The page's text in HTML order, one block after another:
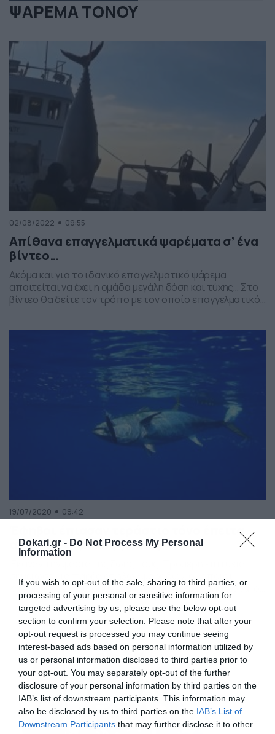
Dokari.gr - Do Not Process My Personal
Information
If you wish to opt-out of the sale, sharing to third parties, or
processing of your personal or sensitive information for
targeted advertising by us, please use the below opt-out
section to confirm your selection. Please note that after your
opt-out request is processed you may continue seeing
interest-based ads based on personal information utilized by
us or personal information disclosed to third parties prior to
your opt-out. You may separately opt-out of the further
disclosure of your personal information by third parties on the
IAB’s list of downstream participants. This information may
also be disclosed by us to third parties on the IAB’s List of
Downstream Participants that may further disclose it to other
ΨΑΡΕΜΑ ΤΟΝΟΥ
02/08/2022 09:55
Απίθανα επαγγελματικά ψαρέματα σ’ ένα
βίντεο…
Ακόμα και για το ιδανικό επαγγελματικό ψάρεμα
απαιτείται να έχει η ομάδα μεγάλη δόση και τύχης… Στο
βίντεο θα δείτε τον τρόπο με τον οποίο επαγγελματικό
19/07/2020 09:42
Έφηβοι έπιασαν τεράστιο τόνο έπειτα
από 7 ώρες μάχης (video)
σημείωσε μία παρέα εφήβων ψαράδων, οι οποίοι
κατάφεραν να πιάσουν έναν τεράστιο τόνο. Μάλιστα, οι
τρεις ψαράδες έδωσαν… μάχη περίπου επτά ωρών,
καθώς το ψάρι τους έσυρε περίπου 16 χιλιόμετρα στην
θάλασσα πριν καταφέρουν να το ανεβάσουν στην βάρκα.
Το περιστατικό έλαβε χώρα στο Πόρτλαντ των
Ηνωμένων […]